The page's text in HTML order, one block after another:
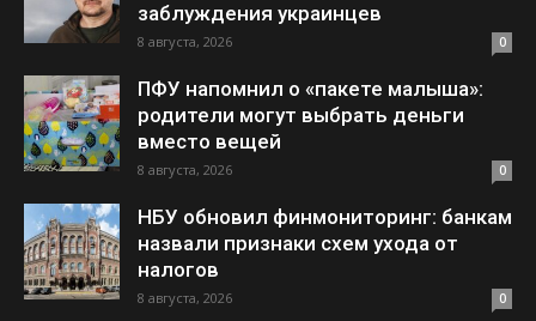
заблуждения украинцев
8 августа, 2026 0
ПФУ напомнил о «пакете малыша»:
родители могут выбрать деньги
вместо вещей
8 августа, 2026 0
НБУ обновил финмониторинг: банкам
назвали признаки схем ухода от
налогов
8 августа, 2026 0